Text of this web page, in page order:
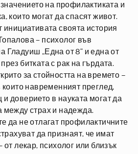
на профилактиката и
които могат да спасят живот.
инициативата своята история
– психолог във
Гладуиш „Една от 8“ и една от
битката с рак на гърдата.
за стойността на времето –
навременният преглед,
доверието в науката могат да
между страх и надежда.
да не отлагат профилактичните
да признаят, че имат
от лекар, психолог или близък